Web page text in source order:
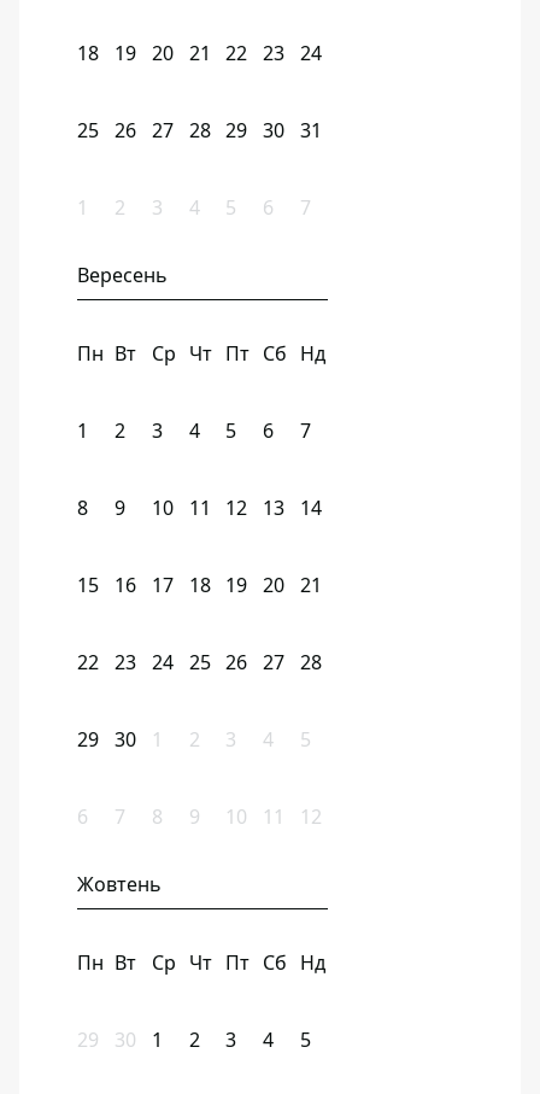
18 19 20 21 22 23 24
25 26 27 28 29 30 31
1 2 3 4 5 6 7
Вересень
Пн Вт Ср Чт Пт Сб Нд
1 2 3 4 5 6 7
8 9 10 11 12 13 14
15 16 17 18 19 20 21
22 23 24 25 26 27 28
29 30 1 2 3 4 5
6 7 8 9 10 11 12
Жовтень
Пн Вт Ср Чт Пт Сб Нд
29 30 1 2 3 4 5